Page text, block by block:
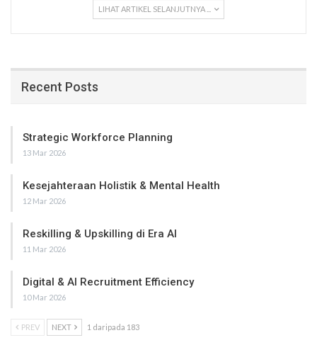
LIHAT ARTIKEL SELANJUTNYA ...
Recent Posts
Strategic Workforce Planning
13 Mar 2026
Kesejahteraan Holistik & Mental Health
12 Mar 2026
Reskilling & Upskilling di Era AI
11 Mar 2026
Digital & AI Recruitment Efficiency
10 Mar 2026
PREV NEXT 1 daripada 183